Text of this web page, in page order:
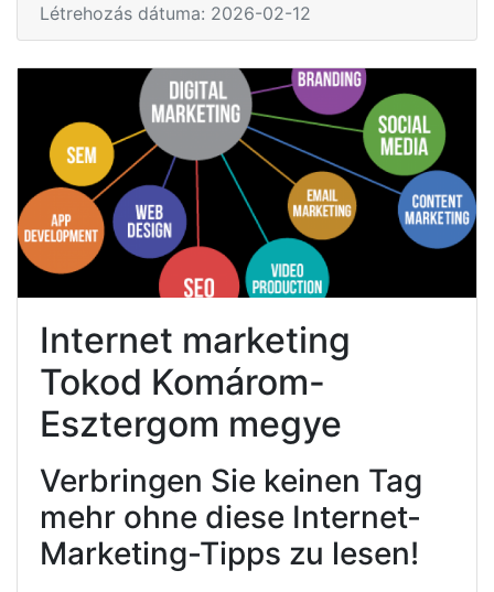
Létrehozás dátuma: 2026-02-12
Internet marketing
Tokod Komárom-
Esztergom megye
Verbringen Sie keinen Tag
mehr ohne diese Internet-
Marketing-Tipps zu lesen!